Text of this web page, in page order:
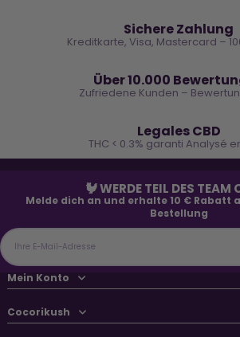
Sichere Zahlung
Kreditkarte, Visa, Mastercard –
Über 10.000
Zufriedene Kunden –
Legales CBD
THC < 0.3% garanti Analysé
🐓 WERDE TEIL DES TEAM
Melde dich an und erhalte 10 € Rabatt
Bestellung
Mein Konto
Cocorikush